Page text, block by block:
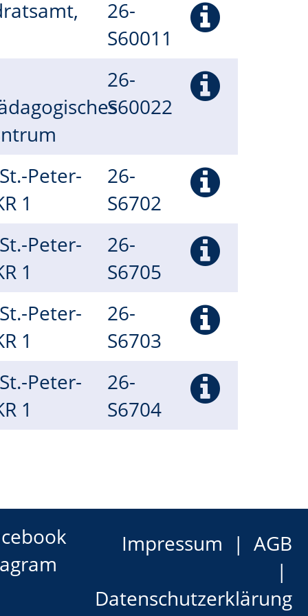
26-
S60011
26-
S60022
Peter-
1
26-
S6702
Peter-
1
26-
S6705
Peter-
1
26-
S6703
Peter-
1
26-
S6704
Impressum AGB
Datenschutzerklärung